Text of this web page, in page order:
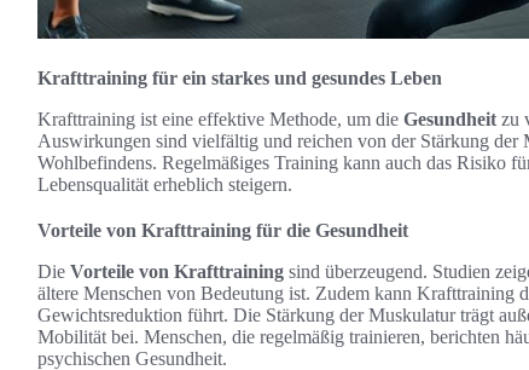
Krafttraining für ein starkes und gesundes Leben
Krafttraining ist eine effektive Methode, um die Gesundheit zu
Auswirkungen sind vielfältig und reichen von der Stärkung der
Wohlbefindens. Regelmäßiges Training kann auch das Risiko
Lebensqualität erheblich steigern.
Vorteile von Krafttraining für die Gesundheit
Die Vorteile von Krafttraining sind überzeugend. Studien
ältere Menschen von Bedeutung ist. Zudem kann Krafttraining
Gewichtsreduktion führt. Die Stärkung der Muskulatur trägt
Mobilität bei. Menschen, die regelmäßig trainieren, berichten
psychischen Gesundheit.